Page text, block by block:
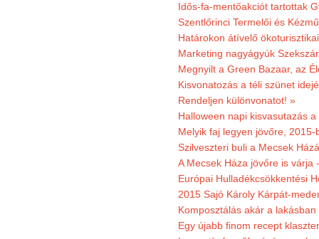
Idős-fa-mentőakciót tartottak
Szentlőrinci Termelői és
Határokon átívelő
Marketing nagyágyúk
Megnyilt a Green Bazaar, az
Kisvonatozás a téli szünet
Rendeljen különvonatot! »
Halloween napi kisvasutazás
Melyik faj legyen jövőre,
Szilveszteri buli a Mecsek
A Mecsek Háza jövőre is várja
Európai Hulladékcsökkentési
2015 Sajó Károly Kárpát-
Komposztálás akár a lakásban
Egy újabb finom recept